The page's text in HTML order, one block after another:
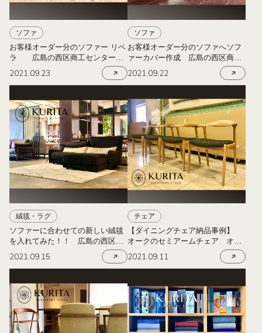
ソファ
お客様オーダー分のソファー リベ
ラ 広島の西区商工センターに
ある栗田家具
2021.09.23
ソファ
お客様オーダー分のソファへソフ
ァーカバー作成 広島の西区商工
センターにある栗田家具
2021.09.22
絨毯・ラグ
ソファーに合わせての新しい絨毯
を入れてみた！！ 広島の西区商
工センターにある栗田家具
2021.09.15
チェア
【ダイニングチェア納品事例】
オークのセミアームチェア オメ
ガ 広島の西区商工センターにあ
る栗田家具
2021.09.11